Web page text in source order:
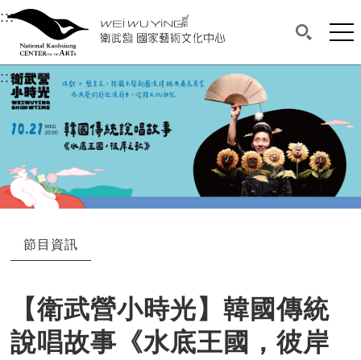
衛武營國家藝術文化中心
中央內容區塊，為本頁主要內容區。
:::選單連結區塊，此區塊列有本網站主要連結。
衛武營國家藝術文化中心
搜尋(開
網
:::中央內容區塊，為本頁主要內容區。
節目資訊
【衛武營小時光】韓國傳統
說唱故事《水底王國，彼岸